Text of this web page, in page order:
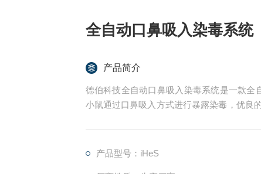
全自动口鼻吸入染毒系统
产品简介
德伯科技全自动口鼻吸入染毒系统是一款全
小鼠通过口鼻吸入方式进行暴露染毒，优良
及流量的自动反馈自动控制。
产品型号：iHeS